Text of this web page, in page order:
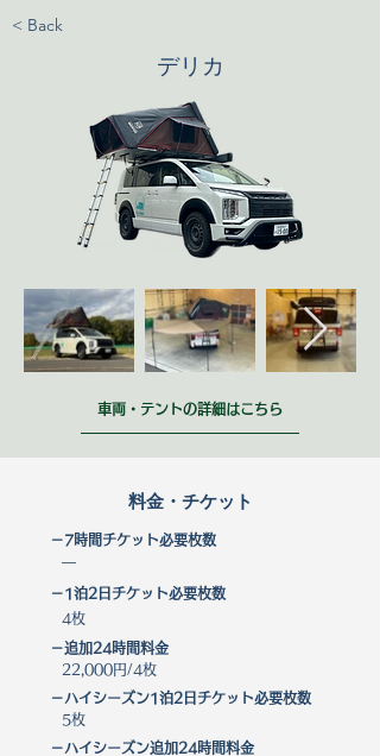
< Back
デリカ
車両・テントの詳細はこちら
料金・チケット
－7時間チケット必要枚数
―
－1泊2日チケット必要枚数
4枚
－​追加24時間料金
22,000円/4枚
－ハイシーズン1泊2日チケット必要枚数
5枚
－​ハイシーズン追加24時間料金